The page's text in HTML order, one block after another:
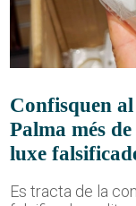
Confisquen
Palma més
luxe
Es tracta de la